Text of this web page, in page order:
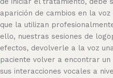
aparición de cambios en la
que la utilizan
ello, nuestras sesiones de
efectos, devolverle a la voz
paciente volver a encontrar
sus interacciones vocales a